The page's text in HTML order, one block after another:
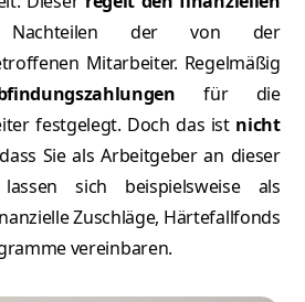
der von der
Mitarbeiter. Regelmäßig
für die
festgelegt. Doch das ist nicht
Sie als Arbeitgeber an dieser
sich beispielsweise als
Zuschläge, Härtefallfonds
vereinbaren.